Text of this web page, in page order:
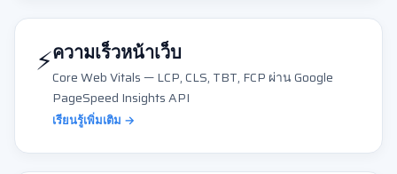
⚡ความเร็วหน้าเว็บ
Core Web Vitals — LCP, CLS, TBT, FCP ผ่าน Google
PageSpeed Insights API
เรียนรู้เพิ่มเติม →